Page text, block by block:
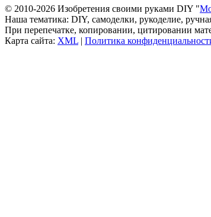
© 2010-2026 Изобретения своими руками DIY "
Наша тематика: DIY, самоделки, рукоделие,
При перепечатке, копировании, цитировании
Карта сайта: XML | Политика